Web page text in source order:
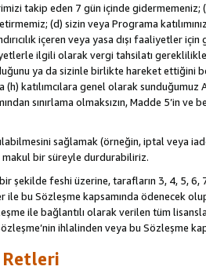
takip eden 7 gün içinde gidermemeniz;
(d) sizin veya Programa
içeren veya yasa dışı
ilgili olarak vergi tahsilatı
ya da sizinle birlikte hareket ettiğini
(h) katılımcılara genel olarak
sınırlama olmaksızın, Madde 5’in
sağlamak (örneğin, iptal veya
makul bir süreyle durdurabiliriz.
şekilde feshi üzerine, tarafların 3, 4, 5,
ile bu Sözleşme kapsamında ödenecek
ile bağlantılı olarak verilen tüm
ihlalinden veya bu Sözleşme